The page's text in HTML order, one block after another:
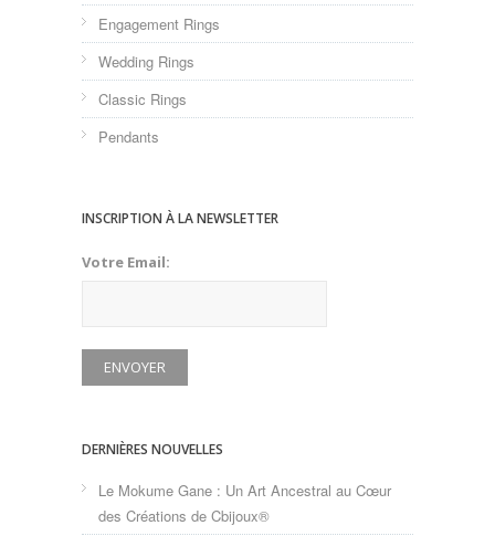
Engagement Rings
Wedding Rings
Classic Rings
Pendants
INSCRIPTION À LA NEWSLETTER
Votre Email:
DERNIÈRES NOUVELLES
Le Mokume Gane : Un Art Ancestral au Cœur
des Créations de Cbijoux®